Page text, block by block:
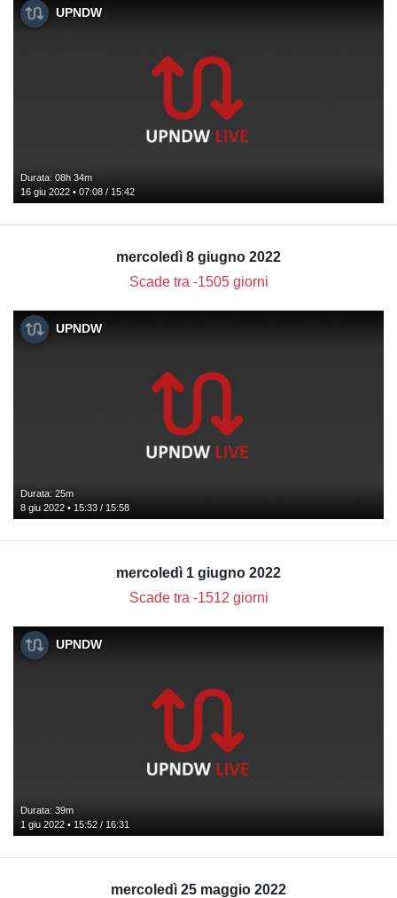
UPNDW
Durata: 08h 34m
16 giu 2022 • 07:08 / 15:42
mercoledì 8 giugno 2022
Scade tra -1505 giorni
UPNDW
Durata: 25m
8 giu 2022 • 15:33 / 15:58
mercoledì 1 giugno 2022
Scade tra -1512 giorni
UPNDW
Durata: 39m
1 giu 2022 • 15:52 / 16:31
mercoledì 25 maggio 2022